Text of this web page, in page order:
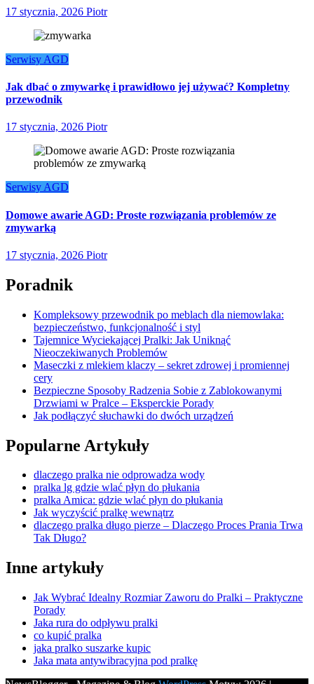
17 stycznia, 2026 Piotr
Serwisy AGD
Jak dbać o zmywarkę i prawidłowo jej używać? Kompletny
przewodnik
17 stycznia, 2026 Piotr
Serwisy AGD
Domowe awarie AGD: Proste rozwiązania problemów ze
zmywarką
17 stycznia, 2026 Piotr
Poradnik
Kompleksowy przewodnik po meblach dla niemowlaka:
bezpieczeństwo, funkcjonalność i styl
Tajemnice Wyciekającej Pralki: Jak Uniknąć
Nieoczekiwanych Problemów
Maseczki z mlekiem klaczy – sekret zdrowej i promiennej
cery
Bezpieczne Sposoby Radzenia Sobie z Zablokowanymi
Drzwiami w Pralce – Eksperckie Porady
Jak podłączyć słuchawki do dwóch urządzeń
Popularne Artykuły
dlaczego pralka nie odprowadza wody
pralka lg gdzie wlać płyn do płukania
pralka Amica: gdzie wlać płyn do płukania
Jak wyczyścić pralkę wewnątrz
dlaczego pralka długo pierze – Dlaczego Proces Prania Trwa
Tak Długo?
Inne artykuły
Jak Wybrać Idealny Rozmiar Zaworu do Pralki – Praktyczne
Porady
Jaka rura do odpływu pralki
co kupić pralka
jaka pralko suszarke kupic
Jaka mata antywibracyjna pod pralkę